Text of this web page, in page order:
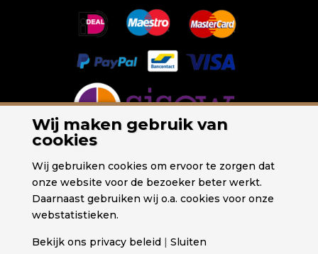
Wij maken gebruik van
cookies
Wij gebruiken cookies om ervoor te zorgen dat
onze website voor de bezoeker beter werkt.
Daarnaast gebruiken wij o.a. cookies voor onze
webstatistieken.
Bekijk ons privacy beleid | Sluiten